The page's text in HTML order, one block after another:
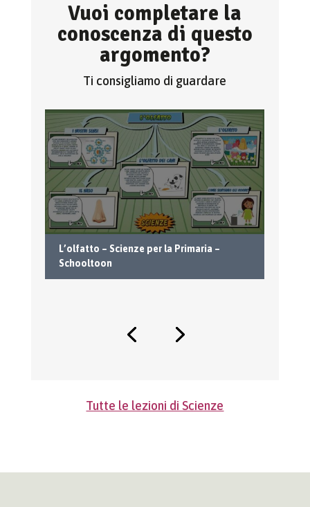
Vuoi completare la
conoscenza di questo
argomento?
Ti consigliamo di guardare
L’olfatto – Scienze per la Primaria –
Schooltoon
Tutte le lezioni di Scienze